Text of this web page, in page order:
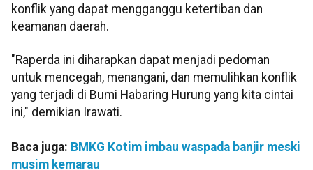
konflik yang dapat mengganggu ketertiban dan
keamanan daerah.
"Raperda ini diharapkan dapat menjadi pedoman
untuk mencegah, menangani, dan memulihkan konflik
yang terjadi di Bumi Habaring Hurung yang kita cintai
ini," demikian Irawati.
Baca juga: BMKG Kotim imbau waspada banjir meski
musim kemarau